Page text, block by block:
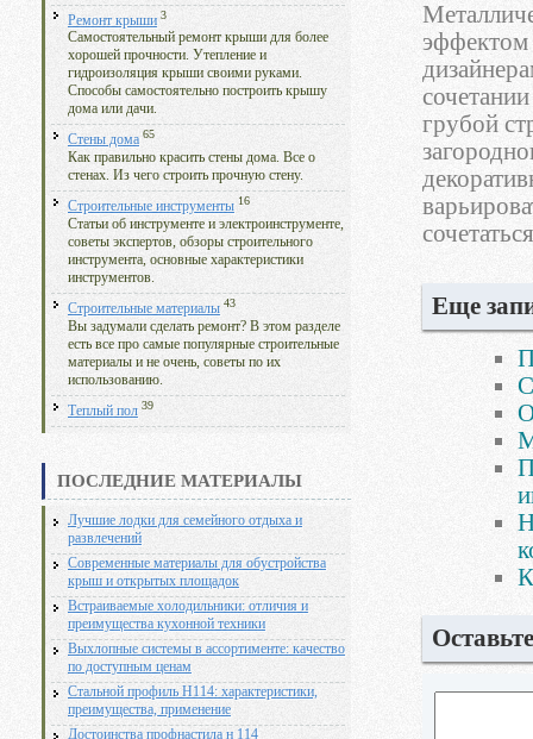
Ремонт крыши 3
Самостоятельный ремонт крыши для более
хорошей прочности. Утепление и
гидроизоляция крыши своими руками.
Способы самостоятельно построить крышу
дома или дачи.
Стены дома 65
Как правильно красить стены дома. Все о
стенах. Из чего строить прочную стену.
Строительные инструменты 16
Статьи об инструменте и электроинструменте,
советы экспертов, обзоры строительного
инструмента, основные характеристики
инструментов.
Строительные материалы 43
Вы задумали сделать ремонт? В этом разделе
есть все про самые популярные строительные
материалы и не очень, советы по их
использованию.
Теплый пол 39
ПОСЛЕДНИЕ МАТЕРИАЛЫ
Лучшие лодки для семейного отдыха и
развлечений
Современные материалы для обустройства
крыш и открытых площадок
Встраиваемые холодильники: отличия и
преимущества кухонной техники
Выхлопные системы в ассортименте: качество
по доступным ценам
Стальной профиль Н114: характеристики,
преимущества, применение
Достоинства профнастила н 114
эффектом
грубой
Еще